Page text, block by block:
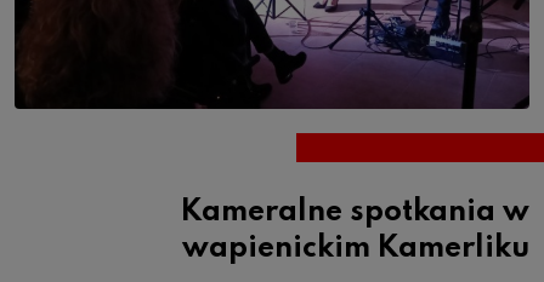
Kameralne spotkania w
wapienickim Kamerliku